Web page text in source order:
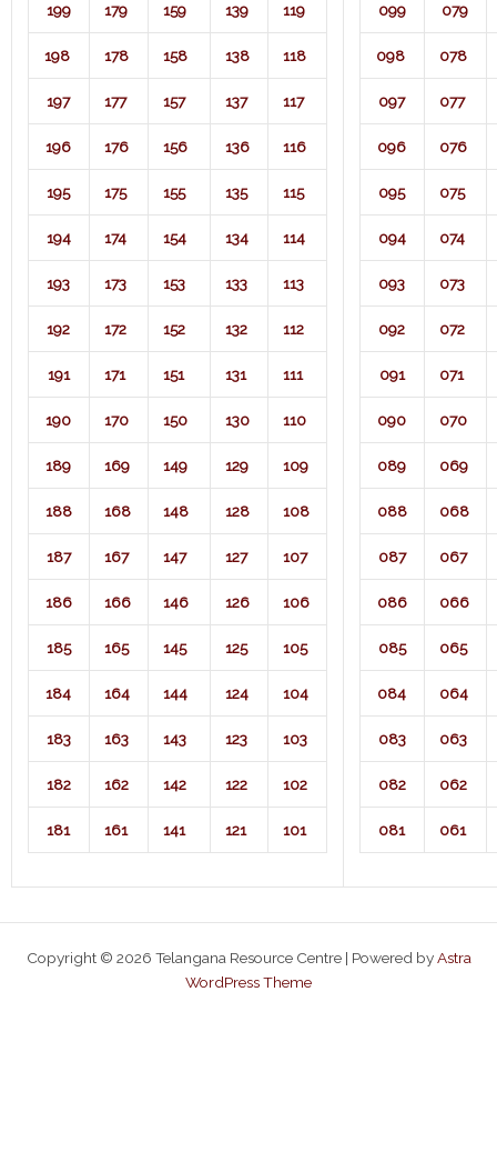
199 179 159 139 119
198 178 158 138 118
197 177 157 137 117
196 176 156 136 116
195 175 155 135 115
194 174 154 134 114
193 173 153 133 113
192 172 152 132 112
191 171 151 131 111
190 170 150 130 110
189 169 149 129 109
188 168 148 128 108
187 167 147 127 107
186 166 146 126 106
185 165 145 125 105
184 164 144 124 104
183 163 143 123 103
182 162 142 122 102
181 161 141 121 101
099 079
098 078
097 077
096 076
095 075
094 074
093 073
092 072
091 071​
090 070
089 069
088 068
087 067
086 066
085 065
084 064
083 063
082 062
081 061
Copyright © 2026 Telangana Resource Centre | Powered byAstra
WordPress Theme